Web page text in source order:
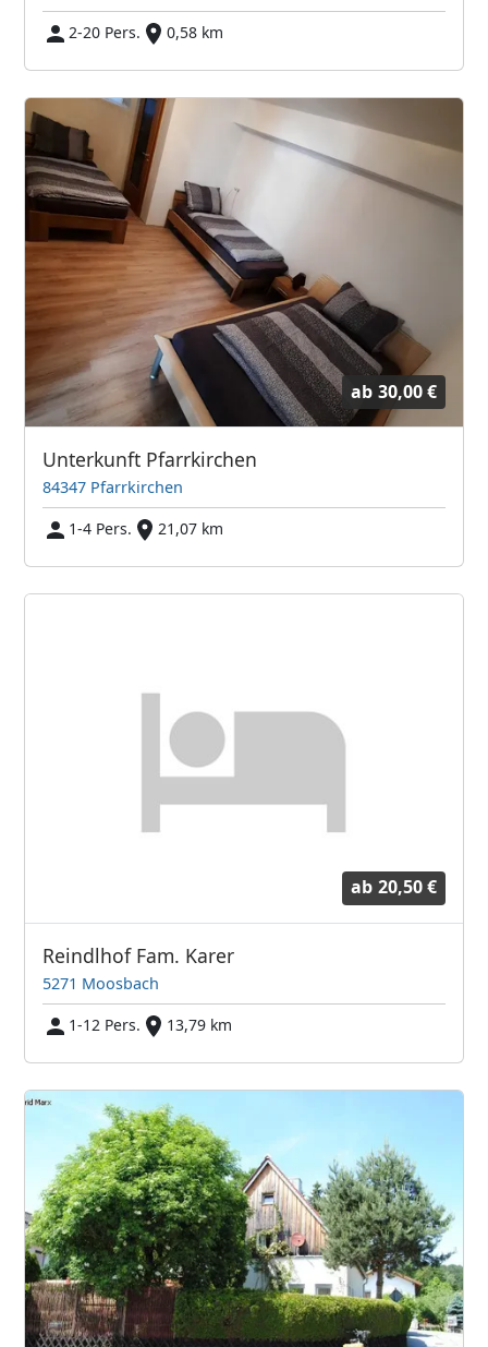
2-20 Pers.
0,58 km
ab 30,00 €
Unterkunft Pfarrkirchen
84347 Pfarrkirchen
1-4 Pers.
21,07 km
ab 20,50 €
Reindlhof Fam. Karer
5271 Moosbach
1-12 Pers.
13,79 km